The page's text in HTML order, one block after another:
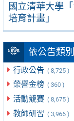
國立清華大學
培育計畫」
依公告類
行政公告 ( 8,725 )
榮譽金榜 ( 360 )
活動競賽 ( 8,675 )
教師研習 ( 3,966 )